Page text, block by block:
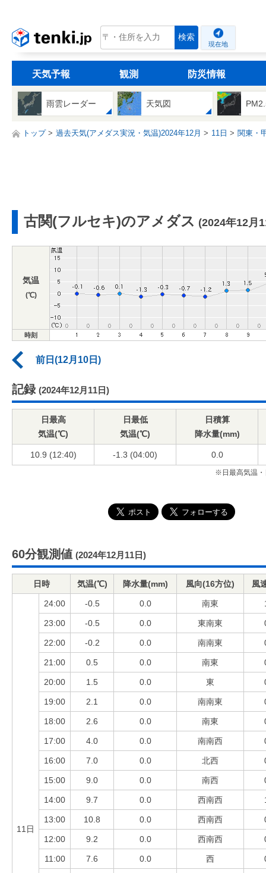
tenki.jp 検索
現在地
天気予報 観測 防災情報
雨雲レーダー 天気図
トップ 過去天気(アメダス実況・気温)2024年12月 11日 関東・
古関(フルセキ)のアメダス (2024年12月
気温
(℃)
時刻
前日(12月10日)
記録 (2024年12月11日)
日最高
気温(℃)
日最低
気温(℃)
日積算
降水量(mm)
10.9 (12:40) -1.3 (04:00) 0.0
※日最高気温・
60分観測値 (2024年12月11日)
日時 気温(℃) 降水量(mm) 風向(16方位) 風
11日
24:00 -0.5 0.0 南東
23:00 -0.5 0.0 東南東
22:00 -0.2 0.0 南南東
21:00 0.5 0.0 南東
20:00 1.5 0.0 東
19:00 2.1 0.0 南南東
18:00 2.6 0.0 南東
17:00 4.0 0.0 南南西
16:00 7.0 0.0 北西
15:00 9.0 0.0 南西
14:00 9.7 0.0 西南西
13:00 10.8 0.0 西南西
12:00 9.2 0.0 西南西
11:00 7.6 0.0 西